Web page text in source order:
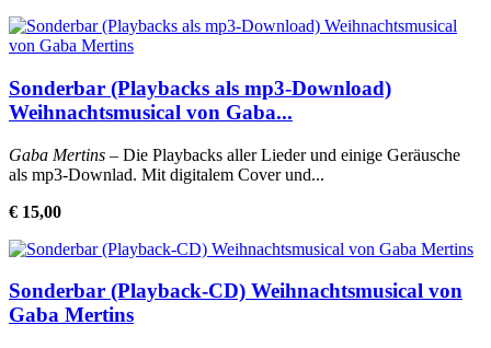
Sonderbar (Playbacks als mp3-Download)
Weihnachtsmusical von Gaba...
Gaba Mertins – Die Playbacks aller Lieder und einige Geräusche
als mp3-Downlad. Mit digitalem Cover und...
€ 15,00
Sonderbar (Playback-CD) Weihnachtsmusical von
Gaba Mertins